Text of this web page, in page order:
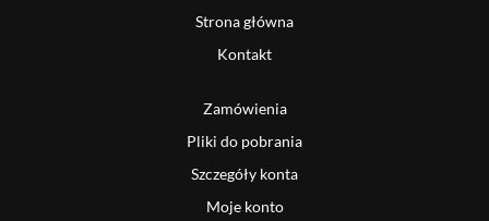
Strona główna
Kontakt
Zamówienia
Pliki do pobrania
Szczegóły konta
Moje konto